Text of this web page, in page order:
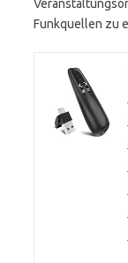
Funkquellen zu